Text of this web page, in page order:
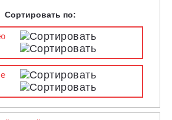
Сортировать по: